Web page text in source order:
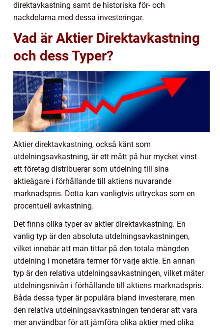
direktavkastning samt de historiska för- och
nackdelarna med dessa investeringar.
Vad är Aktier Direktavkastning
och dess Typer?
Aktier direktavkastning, också känt som
utdelningsavkastning, är ett mått på hur mycket vinst
ett företag distribuerar som utdelning till sina
aktieägare i förhållande till aktiens nuvarande
marknadspris. Detta kan vanligtvis uttryckas som en
procentuell avkastning.
Det finns olika typer av aktier direktavkastning. En
vanlig typ är den absoluta utdelningsavkastningen,
vilket innebär att man tittar på den totala mängden
utdelning i monetära termer för varje aktie. En annan
typ är den relativa utdelningsavkastningen, vilket mäter
utdelningsnivån i förhållande till aktiens marknadspris.
Båda dessa typer är populära bland investerare, men
den relativa utdelningsavkastningen tenderar att vara
mer användbar för att jämföra olika aktier med olika